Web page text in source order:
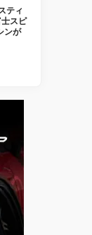
ティ
スピ
ンが